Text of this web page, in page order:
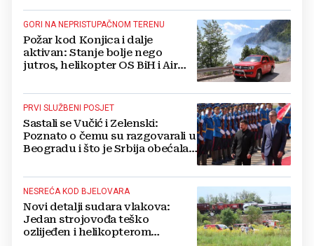
GORI NA NEPRISTUPAČNOM TERENU
Požar kod Konjica i dalje
aktivan: Stanje bolje nego
jutros, helikopter OS BiH i Air
PRVI SLUŽBENI POSJET
Sastali se Vučić i Zelenski:
Poznato o čemu su razgovarali u
Beogradu i što je Srbija obećala
NESREĆA KOD BJELOVARA
Novi detalji sudara vlakova:
Jedan strojovođa teško
ozlijeđen i helikopterom